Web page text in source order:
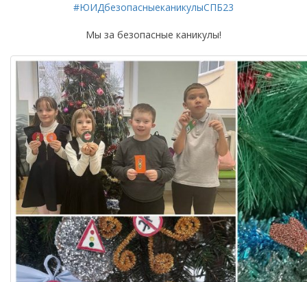
#ЮИДбезопасныеканикулыСПБ23
Мы за безопасные каникулы!